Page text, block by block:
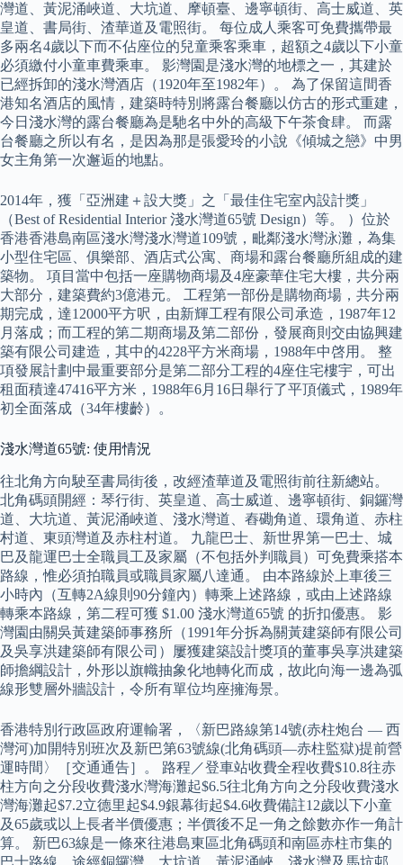
灣道、黃泥涌峽道、大坑道、摩頓臺、邊寧頓街、高士威道、英
皇道、書局街、渣華道及電照街。 每位成人乘客可免費攜帶最
多兩名4歲以下而不佔座位的兒童乘客乘車，超額之4歲以下小童
必須繳付小童車費乘車。 影灣園是淺水灣的地標之一，其建於
已經拆卸的淺水灣酒店（1920年至1982年）。 為了保留這間香
港知名酒店的風情，建築時特別將露台餐廳以仿古的形式重建，
今日淺水灣的露台餐廳為是馳名中外的高級下午茶食肆。 而露
台餐廳之所以有名，是因為那是張愛玲的小說《傾城之戀》中男
女主角第一次邂逅的地點。
2014年，獲「亞洲建＋設大獎」之「最佳住宅室內設計獎」
（Best of Residential Interior 淺水灣道65號 Design）等。 ）位於
香港香港島南區淺水灣淺水灣道109號，毗鄰淺水灣泳灘，為集
小型住宅區、俱樂部、酒店式公寓、商場和露台餐廳所組成的建
築物。 項目當中包括一座購物商場及4座豪華住宅大樓，共分兩
大部分，建築費約3億港元。 工程第一部份是購物商場，共分兩
期完成，達12000平方呎，由新輝工程有限公司承造，1987年12
月落成；而工程的第二期商場及第二部份，發展商則交由協興建
築有限公司建造，其中的4228平方米商場，1988年中啓用。 整
項發展計劃中最重要部分是第二部分工程的4座住宅樓宇，可出
租面積達47416平方米，1988年6月16日舉行了平頂儀式，1989年
初全面落成（34年樓齡）。
淺水灣道65號: 使用情況
往北角方向駛至書局街後，改經渣華道及電照街前往新總站。
北角碼頭開經：琴行街、英皇道、高士威道、邊寧頓街、銅鑼灣
道、大坑道、黃泥涌峽道、淺水灣道、舂磡角道、環角道、赤柱
村道、東頭灣道及赤柱村道。 九龍巴士、新世界第一巴士、城
巴及龍運巴士全職員工及家屬（不包括外判職員）可免費乘搭本
路線，惟必須拍職員或職員家屬八達通。 由本路線於上車後三
小時內（互轉2A線則90分鐘內）轉乘上述路線，或由上述路線
轉乘本路線，第二程可獲 $1.00 淺水灣道65號 的折扣優惠。 影
灣園由關吳黃建築師事務所（1991年分拆為關黃建築師有限公司
及吳享洪建築師有限公司）屢獲建築設計獎項的董事吳享洪建築
師擔綱設計，外形以旗幟抽象化地轉化而成，故此向海一邊為弧
線形雙層外牆設計，令所有單位均座擁海景。
香港特別行政區政府運輸署，〈新巴路線第14號(赤柱炮台 — 西
灣河)加開特別班次及新巴第63號線(北角碼頭—赤柱監獄)提前營
運時間〉［交通通告］。 路程／登車站收費全程收費$10.8往赤
柱方向之分段收費淺水灣海灘起$6.5往北角方向之分段收費淺水
灣海灘起$7.2立德里起$4.9銀幕街起$4.6收費備註12歲以下小童
及65歲或以上長者半價優惠；半價後不足一角之餘數亦作一角計
算。 新巴63線是一條來往港島東區北角碼頭和南區赤柱市集的
巴士路線，途經銅鑼灣、大坑道、黃泥涌峽、淺水灣及馬坑邨。